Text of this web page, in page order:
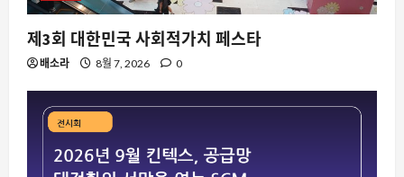
제3회 대한민국 사회적가치 페스타
배소라 8월 7, 2026 0
요즘뜨는소식
변수를 줄인다는 성공공식 jpg가 자유게
시판을 뜨겁게 만든 이유
8월 9, 2026
스팀 입력이 비스팀 게임까지 장악하는
이유와 데스크톱 레이아웃 충돌 문제